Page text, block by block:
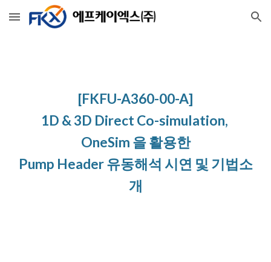
Skip to main content Skip to navigation
[FKFU-A360-00-A]
1D & 3D Direct Co-simulation,
OneSim 을 활용한
Pump Header 유동해석 시연 및 기법소
개